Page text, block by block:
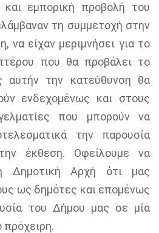
και εμπορική προβολή του
τη συμμετοχή στην
να είχαν μεριμνήσει για το
που θα προβάλει το
την κατεύθυνση θα
ενδεχομένως και στους
που μπορούν να
την παρουσία
έκθεση. Οφείλουμε να
Δημοτική Αρχή ότι μας
ως δημότες και επομένως
του Δήμου μας σε μία
πρόχειρη.